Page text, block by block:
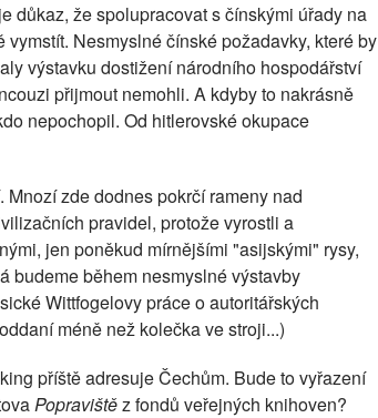
důkaz, že spolupracovat s čínskými úřady na
Nesmyslné čínské požadavky, které by
výstavku dostižení národního hospodářství
přijmout nemohli. A kdyby to nakrásně
nepochopil. Od hitlerovské okupace
zde dodnes pokrčí rameny nad
pravidel, protože vyrostli a
jen poněkud mírnějšími "asijskými" rysy,
budeme během nesmyslné výstavby
Wittfogelovy práce o autoritářských
méně než kolečka ve stroji...)
příště adresuje Čechům. Bude to vyřazení
Popravištěz fondů veřejných knihoven?